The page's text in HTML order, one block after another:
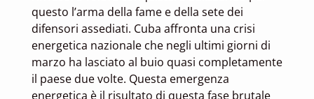
questo l’arma della fame e della sete dei
difensori assediati. Cuba affronta una crisi
energetica nazionale che negli ultimi giorni di
marzo ha lasciato al buio quasi completamente
il paese due volte. Questa emergenza
energetica è il risultato di questa fase brutale